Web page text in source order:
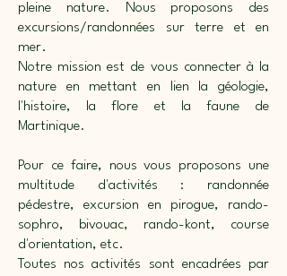
pleine nature. Nous proposons des
excursions/randonnées sur terre et en
mer.
Notre mission est de vous connecter à la
nature en mettant en lien la géologie,
l'histoire, la flore et la faune de
Martinique.
Pour ce faire, nous vous proposons une
multitude d'activités : randonnée
pédestre, excursion en pirogue, rando-
sophro, bivouac, rando-kont, course
d'orientation, etc.
Toutes nos activités sont encadrées par